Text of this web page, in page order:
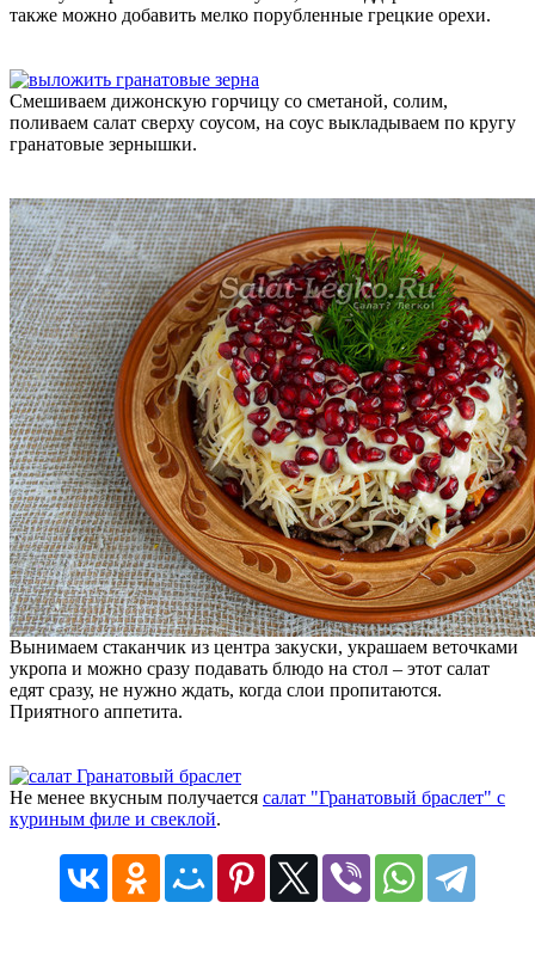
также можно добавить мелко порубленные грецкие орехи.
Смешиваем дижонскую горчицу со сметаной, солим,
поливаем салат сверху соусом, на соус выкладываем по кругу
гранатовые зернышки.
Вынимаем стаканчик из центра закуски, украшаем веточками
укропа и можно сразу подавать блюдо на стол – этот салат
едят сразу, не нужно ждать, когда слои пропитаются.
Приятного аппетита.
Не менее вкусным получается салат "Гранатовый браслет" с
куриным филе и свеклой.